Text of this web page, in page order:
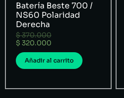
Batería Beste 700 /
NS60 Polaridad
Derecha
$370.000
$ 320.000
Añadir al carrito